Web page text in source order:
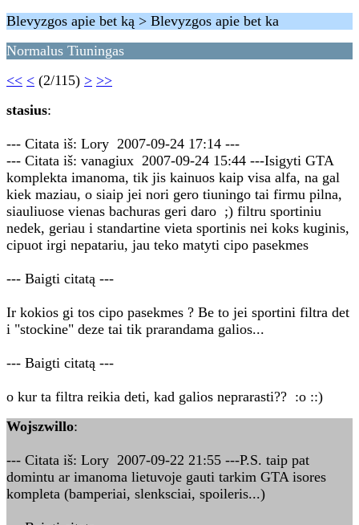
Blevyzgos apie bet ką > Blevyzgos apie bet ka
Normalus Tiuningas
<< < (2/115) > >>
stasius:
--- Citata iš: Lory 2007-09-24 17:14 ---
--- Citata iš: vanagiux 2007-09-24 15:44 ---Isigyti GTA
komplekta imanoma, tik jis kainuos kaip visa alfa, na gal
kiek maziau, o siaip jei nori gero tiuningo tai firmu pilna,
siauliuose vienas bachuras geri daro ;) filtru sportiniu
nedek, geriau i standartine vieta sportinis nei koks kuginis,
cipuot irgi nepatariu, jau teko matyti cipo pasekmes
--- Baigti citatą ---
Ir kokios gi tos cipo pasekmes ? Be to jei sportini filtra det
i "stockine" deze tai tik prarandama galios...
--- Baigti citatą ---
o kur ta filtra reikia deti, kad galios neprarasti?? :o ::)
Wojszwillo:
--- Citata iš: Lory 2007-09-22 21:55 ---P.S. taip pat
domintu ar imanoma lietuvoje gauti tarkim GTA isores
kompleta (bamperiai, slenksciai, spoileris...)